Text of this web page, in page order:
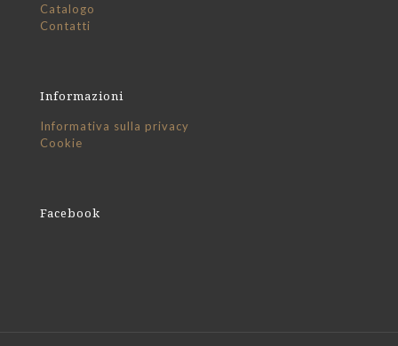
Catalogo
Contatti
Informazioni
Informativa sulla privacy
Cookie
Facebook